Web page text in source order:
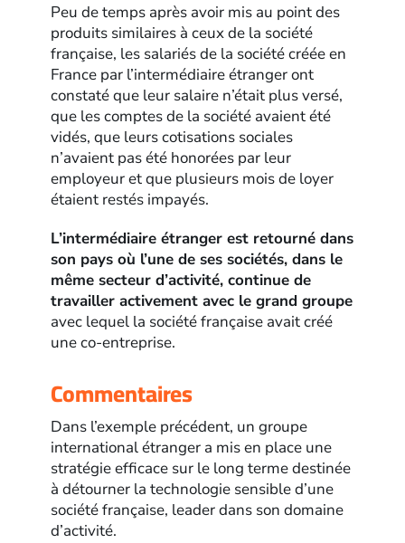
Peu de temps après avoir mis au point des
produits similaires à ceux de la société
française, les salariés de la société créée en
France par l’intermédiaire étranger ont
constaté que leur salaire n’était plus versé,
que les comptes de la société avaient été
vidés, que leurs cotisations sociales
n’avaient pas été honorées par leur
employeur et que plusieurs mois de loyer
étaient restés impayés.
L’intermédiaire étranger est retourné dans
son pays où l’une de ses sociétés, dans le
même secteur d’activité, continue de
travailler activement avec le grand groupe
avec lequel la société française avait créé
une co-entreprise.
Commentaires
Dans l’exemple précédent, un groupe
international étranger a mis en place une
stratégie efficace sur le long terme destinée
à détourner la technologie sensible d’une
société française, leader dans son domaine
d’activité.